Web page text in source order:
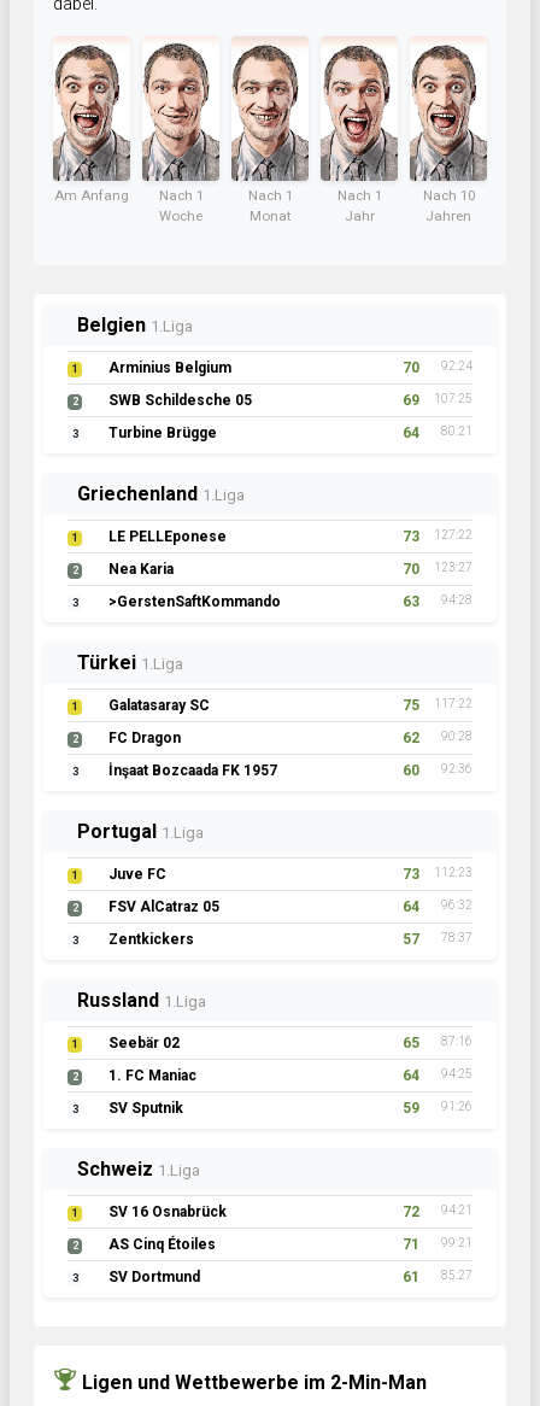
dabei.
Am Anfang
Nach 1
Woche
Nach 1
Monat
Nach 1
Jahr
Nach 10
Jahren
Belgien 1.Liga
1 Arminius Belgium 70 92:24
2 SWB Schildesche 05 69 107:25
3 Turbine Brügge 64 80:21
Griechenland 1.Liga
1 LE PELLEponese 73 127:22
2 Nea Karia 70 123:27
3 >GerstenSaftKommando 63 94:28
Türkei 1.Liga
1 Galatasaray SC 75 117:22
2 FC Dragon 62 90:28
3 İnşaat Bozcaada FK 1957 60 92:36
Portugal 1.Liga
1 Juve FC 73 112:23
2 FSV AlCatraz 05 64 96:32
3 Zentkickers 57 78:37
Russland 1.Liga
1 Seebär 02 65 87:16
2 1. FC Maniac 64 94:25
3 SV Sputnik 59 91:26
Schweiz 1.Liga
1 SV 16 Osnabrück 72 94:21
2 AS Cinq Étoiles 71 99:21
3 SV Dortmund 61 85:27
Ligen und Wettbewerbe im 2-Min-Man